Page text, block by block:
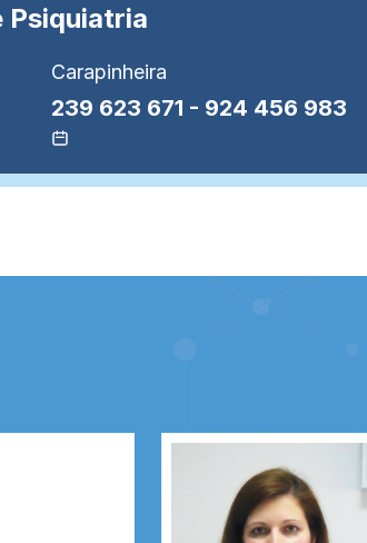
Psiquiatria
Carapinheira
239 623 671 - 924 456 983